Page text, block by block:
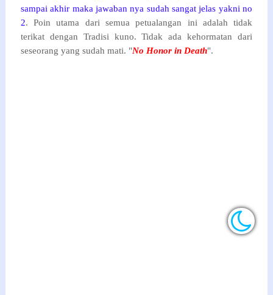
sampai akhir maka jawaban nya sudah sangat jelas yakni no
2. Poin utama dari semua petualangan ini adalah tidak
terikat dengan Tradisi kuno. Tidak ada kehormatan dari
seseorang yang sudah mati. "No Honor in Death".